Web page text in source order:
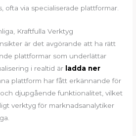
ofta via specialiserade plattformar.
Kraftfulla Verktyg
är det avgörande att ha rätt
plattformar som underlättar
i realtid är ladda ner
plattform har fått erkännande för
djupgående funktionalitet, vilket
verktyg för marknadsanalytiker